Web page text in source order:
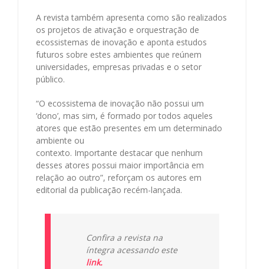
A revista também apresenta como são realizados
os projetos de ativação e orquestração de
ecossistemas de inovação e aponta estudos
futuros sobre estes ambientes que reúnem
universidades, empresas privadas e o setor
público.
“O ecossistema de inovação não possui um
‘dono’, mas sim, é formado por todos aqueles
atores que estão presentes em um determinado
ambiente ou
contexto. Importante destacar que nenhum
desses atores possui maior importância em
relação ao outro”, reforçam os autores em
editorial da publicação recém-lançada.
Confira a revista na
íntegra acessando este
link.